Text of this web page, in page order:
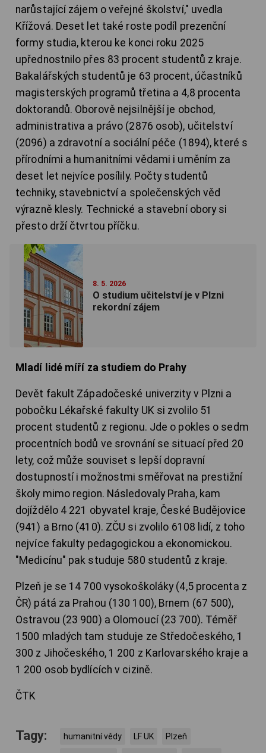
narůstající zájem o veřejné školství," uvedla
Křížová. Deset let také roste podíl prezenční
formy studia, kterou ke konci roku 2025
upřednostnilo přes 83 procent studentů z kraje.
Bakalářských studentů je 63 procent, účastníků
magisterských programů třetina a 4,8 procenta
doktorandů. Oborově nejsilnější je obchod,
administrativa a právo (2876 osob), učitelství
(2096) a zdravotní a sociální péče (1894), které s
přírodními a humanitními vědami i uměním za
deset let nejvíce posílily. Počty studentů
techniky, stavebnictví a společenských věd
výrazně klesly. Technické a stavební obory si
přesto drží čtvrtou příčku.
8. 5. 2026
O studium učitelství je v Plzni
rekordní zájem
Mladí lidé míří za studiem do Prahy
Devět fakult Západočeské univerzity v Plzni a
pobočku Lékařské fakulty UK si zvolilo 51
procent studentů z regionu. Jde o pokles o sedm
procentních bodů ve srovnání se situací před 20
lety, což může souviset s lepší dopravní
dostupností i možnostmi směřovat na prestižní
školy mimo region. Následovaly Praha, kam
dojíždělo 4 221 obyvatel kraje, České Budějovice
(941) a Brno (410). ZČU si zvolilo 6108 lidí, z toho
nejvíce fakulty pedagogickou a ekonomickou.
"Medicínu" pak studuje 580 studentů z kraje.
Plzeň je se 14 700 vysokoškoláky (4,5 procenta z
ČR) pátá za Prahou (130 100), Brnem (67 500),
Ostravou (23 900) a Olomoucí (23 700). Téměř
1500 mladých tam studuje ze Středočeského, 1
300 z Jihočeského, 1 200 z Karlovarského kraje a
1 200 osob bydlících v cizině.
ČTK
Tagy: humanitní vědy LF UK Plzeň